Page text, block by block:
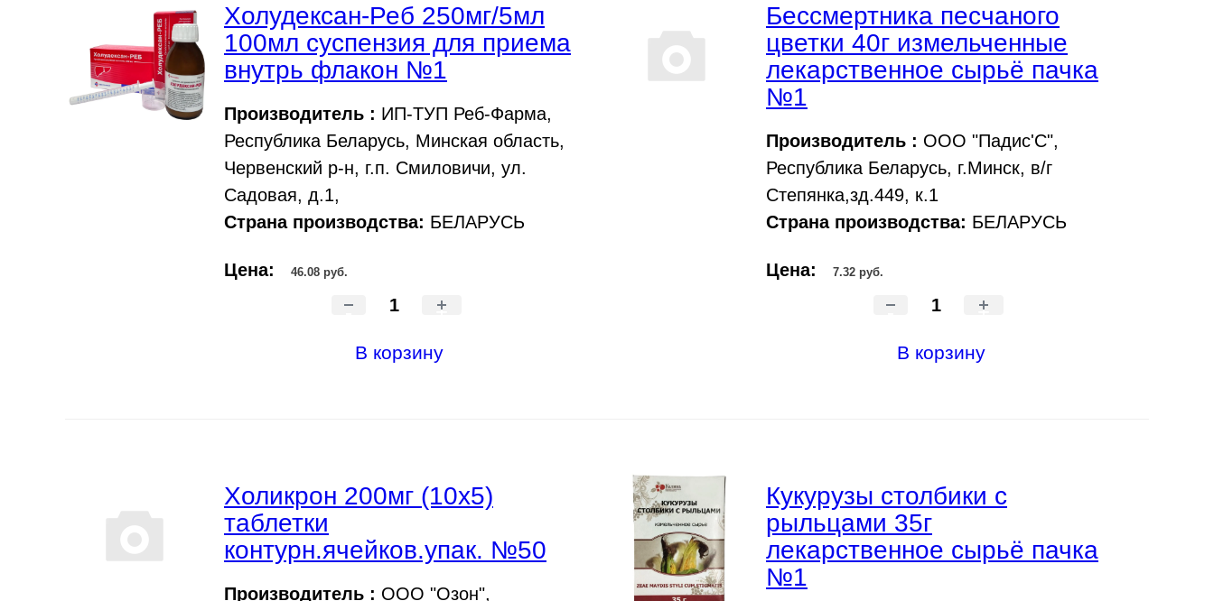
Холудексан-Реб 250мг/5мл
100мл суспензия для приема
внутрь флакон №1
Производитель : ИП-ТУП Реб-Фарма,
Республика Беларусь, Минская область,
Червенский р-н, г.п. Смиловичи, ул.
Садовая, д.1,
Страна производства: БЕЛАРУСЬ
Цена: 46.08 руб.
- +
В корзину
Бессмертника песчаного
цветки 40г измельченные
лекарственное сырьё пачка
№1
Производитель : ООО "Падис'С",
Республика Беларусь, г.Минск, в/г
Степянка,зд.449, к.1
Страна производства: БЕЛАРУСЬ
Цена: 7.32 руб.
- +
В корзину
Холикрон 200мг (10х5)
таблетки
контурн.ячейков.упак. №50
Производитель : ООО "Озон",
Кукурузы столбики с
рыльцами 35г
лекарственное сырьё пачка
№1